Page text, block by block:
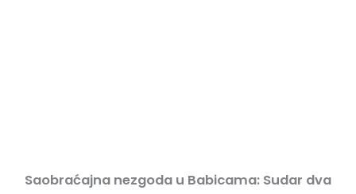
Saobraćajna nezgoda u Babicama: Sudar dva